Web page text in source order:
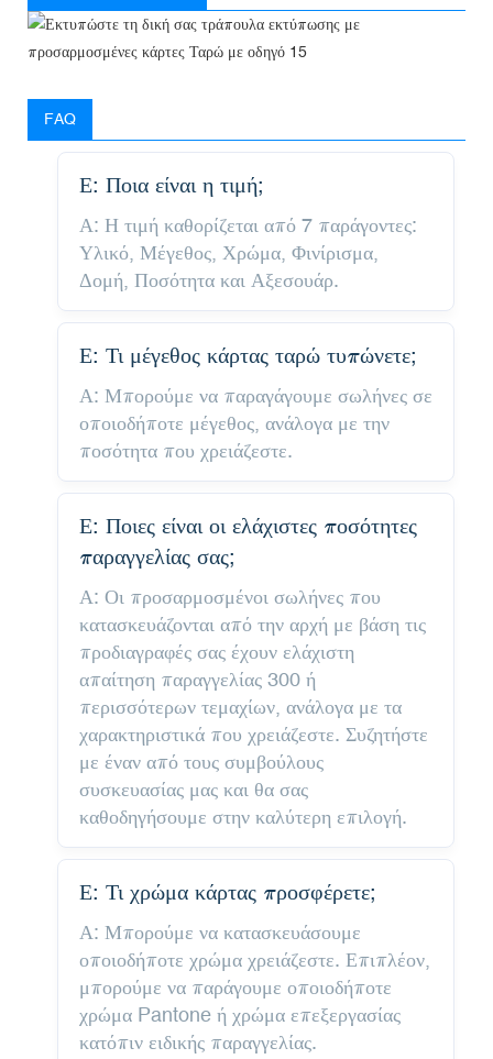
FAQ
Ε: Ποια είναι η τιμή;
Α: Η τιμή καθορίζεται από 7 παράγοντες:
Υλικό, Μέγεθος, Χρώμα, Φινίρισμα,
Δομή, Ποσότητα και Αξεσουάρ.
Ε: Τι μέγεθος κάρτας ταρώ τυπώνετε;
Α: Μπορούμε να παραγάγουμε σωλήνες σε
οποιοδήποτε μέγεθος, ανάλογα με την
ποσότητα που χρειάζεστε.
Ε: Ποιες είναι οι ελάχιστες ποσότητες
παραγγελίας σας;
Α: Οι προσαρμοσμένοι σωλήνες που
κατασκευάζονται από την αρχή με βάση τις
προδιαγραφές σας έχουν ελάχιστη
απαίτηση παραγγελίας 300 ή
περισσότερων τεμαχίων, ανάλογα με τα
χαρακτηριστικά που χρειάζεστε. Συζητήστε
με έναν από τους συμβούλους
συσκευασίας μας και θα σας
καθοδηγήσουμε στην καλύτερη επιλογή.
Ε: Τι χρώμα κάρτας προσφέρετε;
Α: Μπορούμε να κατασκευάσουμε
οποιοδήποτε χρώμα χρειάζεστε. Επιπλέον,
μπορούμε να παράγουμε οποιοδήποτε
χρώμα Pantone ή χρώμα επεξεργασίας
κατόπιν ειδικής παραγγελίας.